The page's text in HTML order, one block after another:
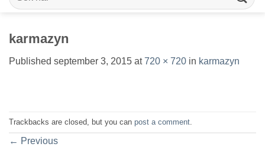
efter:
karmazyn
Published september 3, 2015 at720 × 720 in karmazyn
Trackbacks are closed, but you can post a comment
← Previous